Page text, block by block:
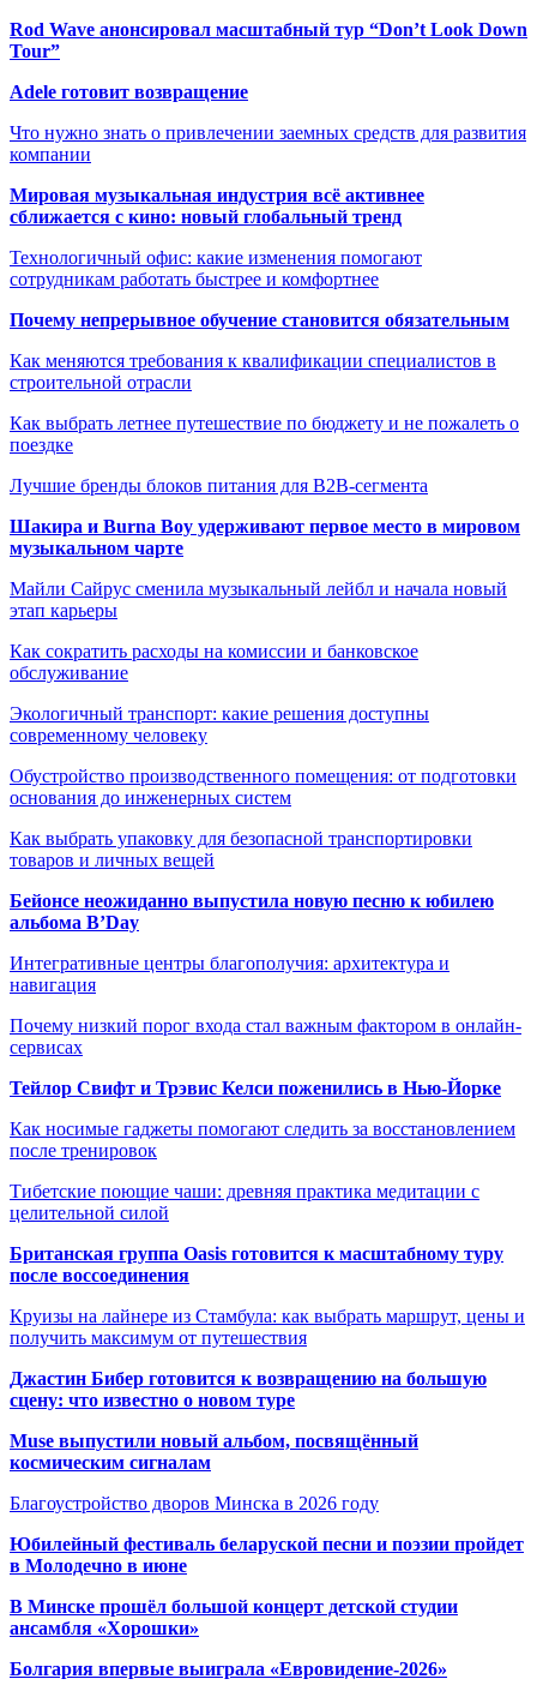
Rod Wave анонсировал масштабный тур “Don’t Look Down
Tour”
Adele готовит возвращение
Что нужно знать о привлечении заемных средств для развития
компании
Мировая музыкальная индустрия всё активнее
сближается с кино: новый глобальный тренд
Технологичный офис: какие изменения помогают
сотрудникам работать быстрее и комфортнее
Почему непрерывное обучение становится обязательным
Как меняются требования к квалификации специалистов в
строительной отрасли
Как выбрать летнее путешествие по бюджету и не пожалеть о
поездке
Лучшие бренды блоков питания для B2B-сегмента
Шакира и Burna Boy удерживают первое место в мировом
музыкальном чарте
Майли Сайрус сменила музыкальный лейбл и начала новый
этап карьеры
Как сократить расходы на комиссии и банковское
обслуживание
Экологичный транспорт: какие решения доступны
современному человеку
Обустройство производственного помещения: от подготовки
основания до инженерных систем
Как выбрать упаковку для безопасной транспортировки
товаров и личных вещей
Бейонсе неожиданно выпустила новую песню к юбилею
альбома B’Day
Интегративные центры благополучия: архитектура и
навигация
Почему низкий порог входа стал важным фактором в онлайн-
сервисах
Тейлор Свифт и Трэвис Келси поженились в Нью-Йорке
Как носимые гаджеты помогают следить за восстановлением
после тренировок
Тибетские поющие чаши: древняя практика медитации с
целительной силой
Британская группа Oasis готовится к масштабному туру
после воссоединения
Круизы на лайнере из Стамбула: как выбрать маршрут, цены и
получить максимум от путешествия
Джастин Бибер готовится к возвращению на большую
сцену: что известно о новом туре
Muse выпустили новый альбом, посвящённый
космическим сигналам
Благоустройство дворов Минска в 2026 году
Юбилейный фестиваль беларуской песни и поэзии пройдет
в Молодечно в июне
В Минске прошёл большой концерт детской студии
ансамбля «Хорошки»
Болгария впервые выиграла «Евровидение-2026»